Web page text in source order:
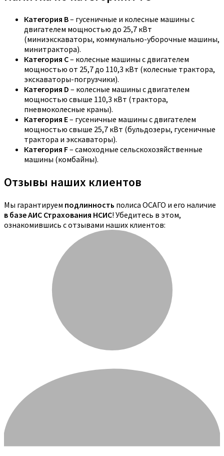
Категория B– гусеничные и колесные машины с
двигателем мощностью до 25,7 кВт
(миниэкскаваторы, коммунально-уборочные машины,
минитрактора).
Категория C– колесные машины с двигателем
мощностью от 25,7 до 110,3 кВт (колесные трактора,
экскаваторы-погрузчики).
Категория D – колесные машины с двигателем
мощностью свыше 110,3 кВт (трактора,
пневмоколесные краны).
Категория E– гусеничные машины с двигателем
мощностью свыше 25,7 кВт (бульдозеры, гусеничные
трактора и экскаваторы).
Категория F– самоходные сельскохозяйственные
машины (комбайны).
Отзывы наших клиентов
Мы гарантируем подлинность полиса ОСАГО и его наличие
в базе АИС Страхования НСИС! Убедитесь в этом,
ознакомившись с отзывами наших клиентов: